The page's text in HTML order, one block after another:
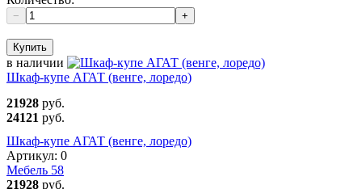
− +
Купить
в наличии
Шкаф-купе АГАТ (венге, лоредо)
21928 руб.
24121 руб.
Шкаф-купе АГАТ (венге, лоредо)
Артикул: 0
Мебель 58
21928 руб.